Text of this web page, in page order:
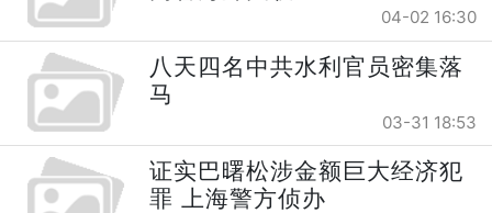
04-02 16:30
八天四名中共水利官员密集落
马
03-31 18:53
证实巴曙松涉金额巨大经济犯
罪 上海警方侦办